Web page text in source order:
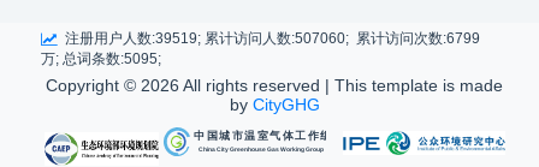
注册用户人数:39519; 累计访问人数:507060; 累计访问次数:6799
万; 总词条数:5095;
Copyright © 2026 All rights reserved | This template is made
by CityGHG
中国城市温室气体工作组
China City Greenhouse Gas Working Group